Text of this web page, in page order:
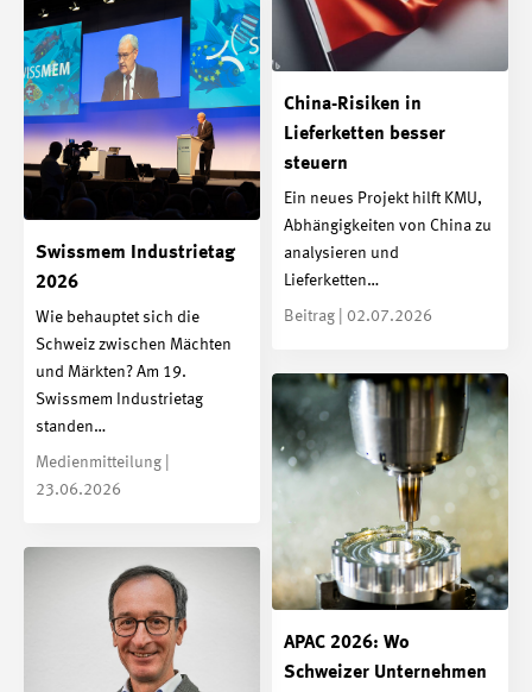
China-Risiken in
Lieferketten besser
steuern
Ein neues Projekt hilft KMU,
Abhängigkeiten von China zu
analysieren und
Lieferketten…
Beitrag | 02.07.2026
Swissmem Industrietag
2026
Wie behauptet sich die
Schweiz zwischen Mächten
und Märkten? Am 19.
Swissmem Industrietag
standen…
Medienmitteilung |
23.06.2026
APAC 2026: Wo
Schweizer Unternehmen